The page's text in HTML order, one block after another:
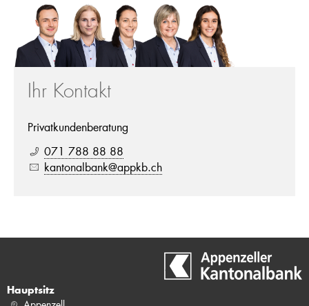
Ihr Kontakt
Privatkundenberatung
071 788 88 88
kantonalbank@appkb.ch
Hauptsitz